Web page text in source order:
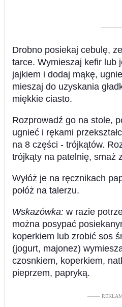
Drobno posiekaj cebulę,
tarce. Wymieszaj kefir lub
jajkiem i dodaj mąkę,
mieszaj do uzyskania
miękkie ciasto.
Rozprowadź go na stole,
ugnieć i rękami
na 8 części - trójkątów.
trójkąty na patelnię, smaż
Wyłóż je na ręcznikach
połóż na talerzu.
Wskazówka: w razie
można posypać
koperkiem lub zrobić sos
(jogurt, majonez)
czosnkiem, koperkiem,
pieprzem, papryką.
–––––